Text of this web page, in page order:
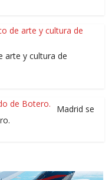
arte y cultura de
Madrid se